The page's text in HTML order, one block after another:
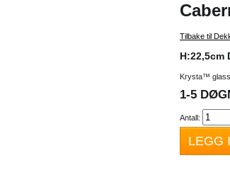
Tilbake til
H:22,5cm
Krysta™
1-5
Antall:
LEGG